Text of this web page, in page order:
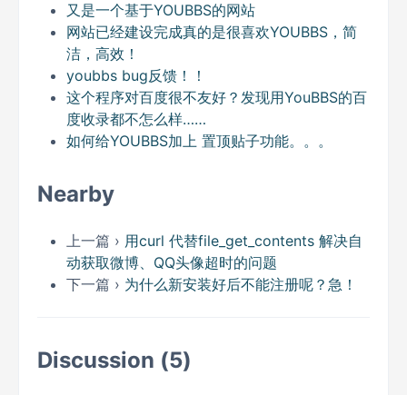
又是一个基于YOUBBS的网站
网站已经建设完成真的是很喜欢YOUBBS，简
洁，高效！
youbbs bug反馈！！
这个程序对百度很不友好？发现用YouBBS的百
度收录都不怎么样……
如何给YOUBBS加上 置顶贴子功能。。。
Nearby
上一篇 › 用curl 代替file_get_contents 解决自
动获取微博、QQ头像超时的问题
下一篇 › 为什么新安装好后不能注册呢？急！
Discussion (5)